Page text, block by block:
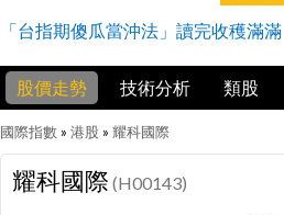
「台指期傻瓜當沖法」讀完收穫滿滿
股價走勢 技術分析 類股
國際指數 » 港股 » 耀科國際
耀科國際 (H00143)